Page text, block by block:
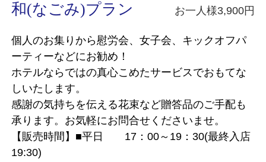
和(なごみ)プラン お一人様3,900円
個人のお集りから慰労会、女子会、キックオフパ
ーティーなどにお勧め！
ホテルならではの真心こめたサービスでおもてな
しいたします。
感謝の気持ちを伝える花束など贈答品のご手配も
承ります。お気軽にお問合せくださいませ。
【販売時間】■平日 17：00～19：30(最終入店
19:30)